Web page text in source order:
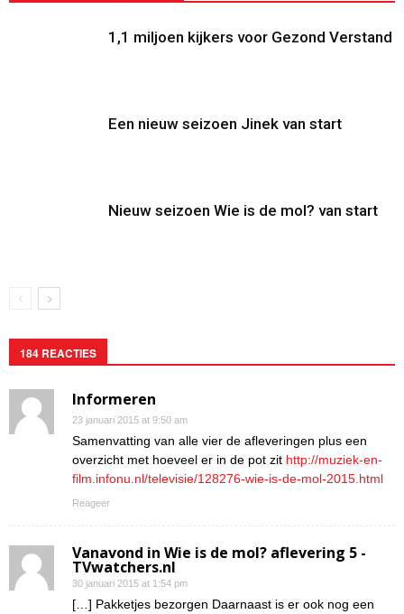
1,1 miljoen kijkers voor Gezond Verstand
Een nieuw seizoen Jinek van start
Nieuw seizoen Wie is de mol? van start
184 REACTIES
Informeren
23 januari 2015 at 9:50 am
Samenvatting van alle vier de afleveringen plus een
overzicht met hoeveel er in de pot zit http://muziek-en-
film.infonu.nl/televisie/128276-wie-is-de-mol-2015.html
Reageer
Vanavond in Wie is de mol? aflevering 5 -
TVwatchers.nl
30 januari 2015 at 1:54 pm
[…] Pakketjes bezorgen Daarnaast is er ook nog een